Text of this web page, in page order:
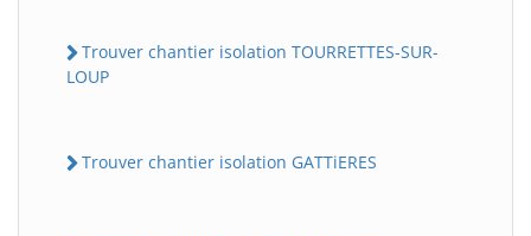
Trouver chantier isolation TOURRETTES-SUR-
LOUP
Trouver chantier isolation GATTiERES